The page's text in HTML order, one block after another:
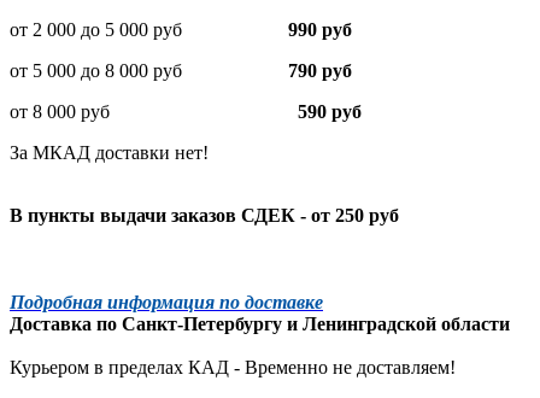
от 2 000 до 5 000 руб
990 руб
от 5 000 до 8 000 руб 790 руб
от 8 000 руб 590 руб
За МКАД доставки нет!
В пункты выдачи заказов СДЕК - от 250 руб
Подробная информация по доставке
Доставка по Санкт-Петербургу и Ленинградской области
Курьером в пределах КАД - Временно не доставляем!